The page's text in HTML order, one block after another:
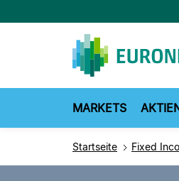
zum
MARKETS
Startseite Fixed